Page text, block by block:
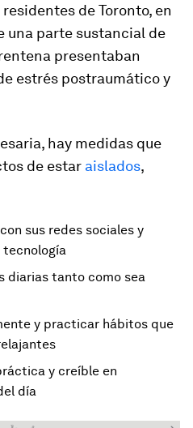
de Toronto, en
una parte sustancial de
presentaban
estrés postraumático y
hay medidas que
de estar aislados,
sus redes sociales y
diarias tanto como sea
y practicar hábitos que
y creíble en
día